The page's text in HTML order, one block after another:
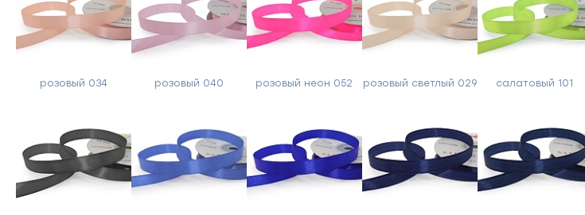
розовый 034 розовый 040 розовый неон 052 розовый светлый 029 салатовый 101